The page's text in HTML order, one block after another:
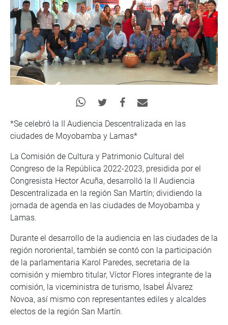
*Se celebró la II Audiencia Descentralizada en las
ciudades de Moyobamba y Lamas*
La Comisión de Cultura y Patrimonio Cultural del
Congreso de la República 2022-2023, presidida por el
Congresista Hector Acuña, desarrolló la II Audiencia
Descentralizada en la región San Martín; dividiendo la
jornada de agenda en las ciudades de Moyobamba y
Lamas.
Durante el desarrollo de la audiencia en las ciudades de la
región nororiental, también se contó con la participación
de la parlamentaria Karol Paredes, secretaria de la
comisión y miembro titular, Víctor Flores integrante de la
comisión, la viceministra de turismo, Isabel Álvarez
Novoa, así mismo con representantes ediles y alcaldes
electos de la región San Martín.